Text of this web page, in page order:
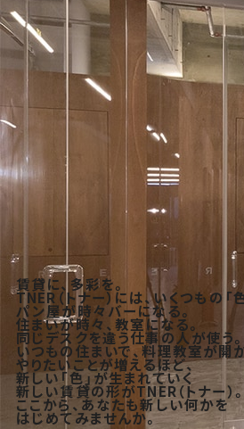
賃貸に、多彩を。
TNER（トナー）には、いくつもの「
パン屋が時々バーになる。
住まいが時々、教室になる。
同じデスクを違う仕事の人が使う。
いつもの住まいで、料理教室が開
やりたいことが増えるほど、
新しい「色」が生まれていく
新しい賃貸の形がTNER（トナー）。
ここから、あなたも新しい何かを
はじめてみませんか。